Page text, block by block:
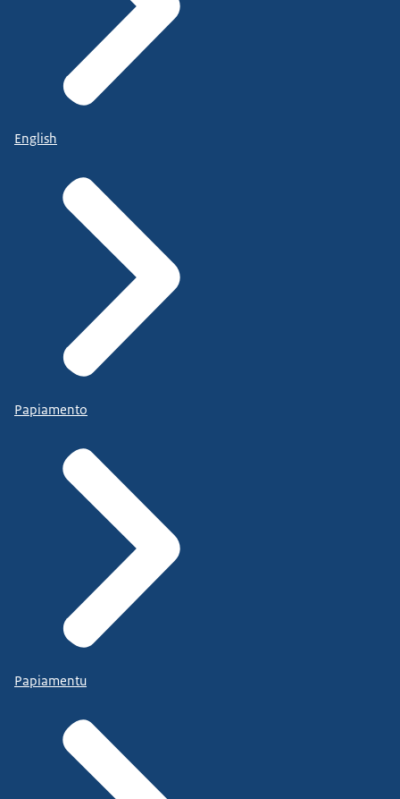
English
Papiamento
Papiamentu